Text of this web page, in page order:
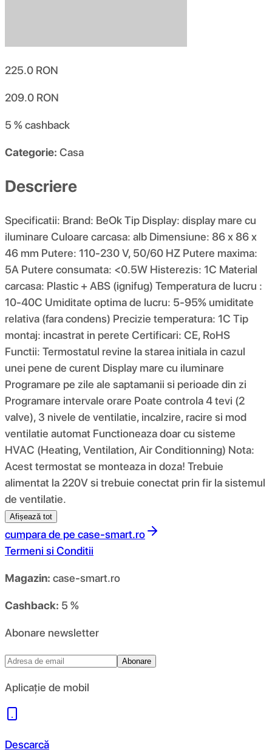
225.0 RON
209.0 RON
5 %cashback
Categorie: Casa
Descriere
Specificatii: Brand: BeOk Tip Display: display mare cu
iluminare Culoare carcasa: alb Dimensiune: 86 x 86 x
46 mm Putere: 110-230 V, 50/60 HZ Putere maxima:
5A Putere consumata: <0.5W Histerezis: 1C Material
carcasa: Plastic + ABS (ignifug) Temperatura de lucru :
10-40C Umiditate optima de lucru: 5-95% umiditate
relativa (fara condens) Precizie temperatura: 1C Tip
montaj: incastrat in perete Certificari: CE, RoHS
Functii: Termostatul revine la starea initiala in cazul
unei pene de curent Display mare cu iluminare
Programare pe zile ale saptamanii si perioade din zi
Programare intervale orare Poate controla 4 tevi (2
valve), 3 nivele de ventilatie, incalzire, racire si mod
ventilatie automat Functioneaza doar cu sisteme
HVAC (Heating, Ventilation, Air Conditionning) Nota:
Acest termostat se monteaza in doza! Trebuie
alimentat la 220V si trebuie conectat prin fir la sistemul
de ventilatie.
Afișează tot
cumpara de pe case-smart.ro
Termeni si Conditii
Magazin: case-smart.ro
Cashback: 5 %
Abonare newsletter
Abonare
Aplicație de mobil
Descarcă